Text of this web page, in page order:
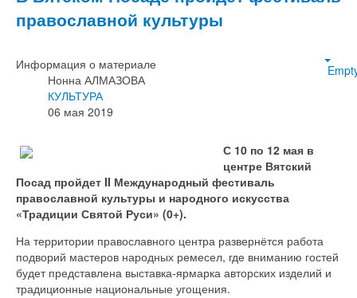
православной культуры
Информация о материале
Нонна АЛМАЗОВА
КУЛЬТУРА
06 мая 2019
С 10 по 12 мая в
центре Вятский
Посад пройдет II Международный фестиваль
православной культуры и народного искусства
«Традиции Святой Руси» (0+).
На территории православного центра развернётся работа
подворий мастеров народных ремесел, где вниманию гостей
будет представлена выставка-ярмарка авторских изделий и
традиционные национальные угощения.